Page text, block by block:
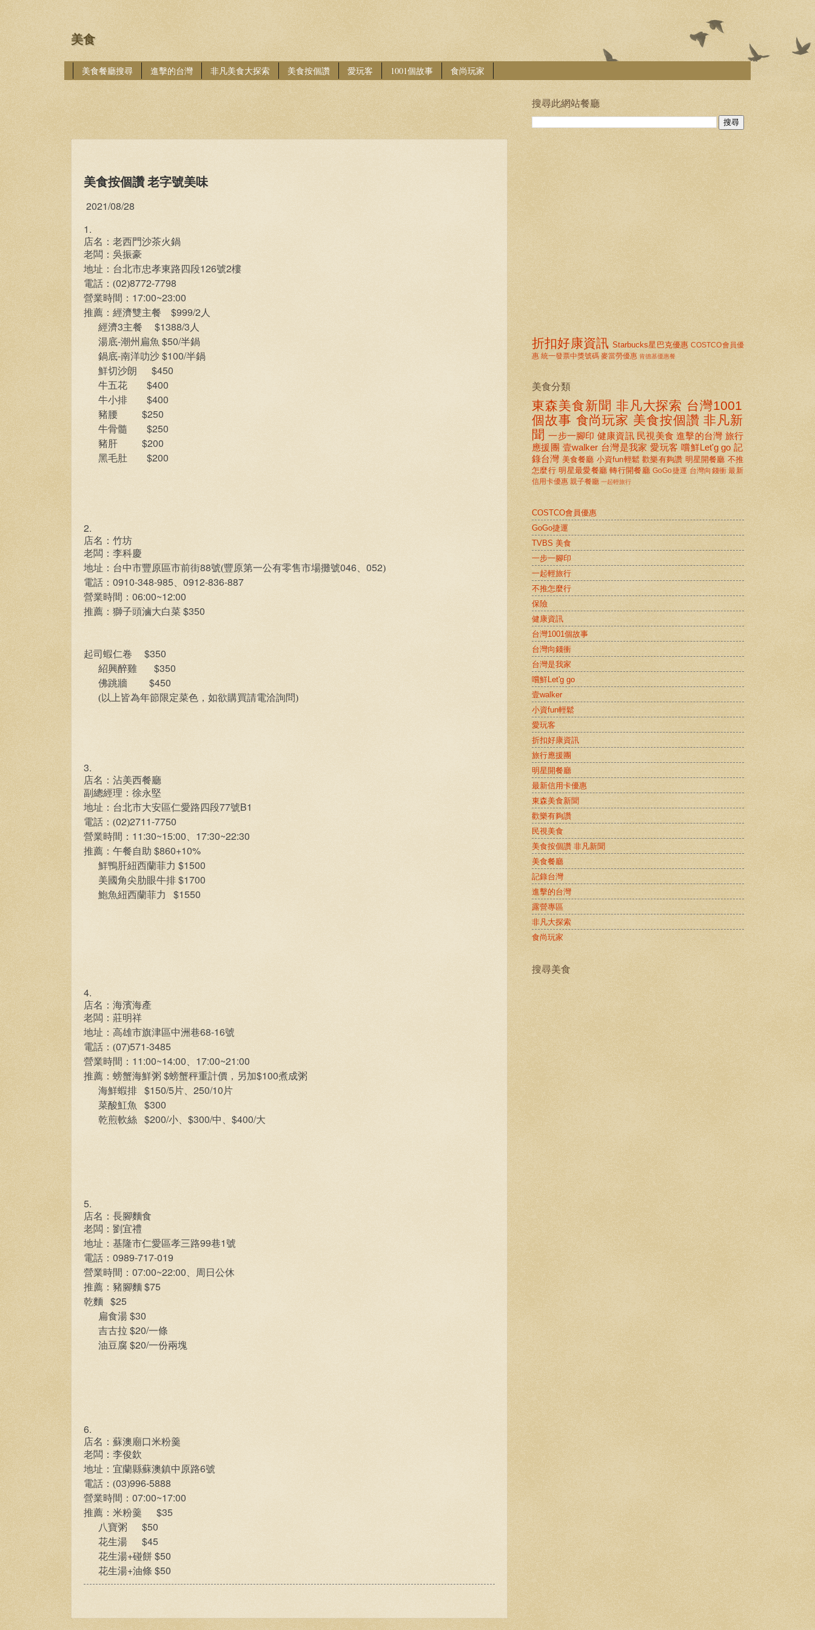
美食
美食餐廳搜尋 進擊的台灣 非凡美食大探索 美食按個讚 愛玩客 1001個故事 食尚玩家
美食按個讚 老字號美味
2021/08/28
1.
店名：老西門沙茶火鍋
老闆：吳振豪
地址：台北市忠孝東路四段126號2樓
電話：(02)8772-7798
營業時間： 17:00~23:00
推薦：經濟雙主餐 $999/2 人
經濟3主餐 $1388/3 人
湯底-潮州扁魚 $50/半鍋
鍋底-南洋叻沙 $100/半鍋
鮮切沙朗
$450
牛五花 $400
牛小排 $400
豬腰 $250
牛骨髓 $250
豬肝 $200
黑毛肚 $200
2.
店名：竹坊
老闆：李科慶
地址：台中市豐原區市前街88號(豐原第一公有零售市場攤號046 052)
電話： 0910-348-985 0912-836-887
營業時間： 06:00~12:00
推薦：獅子頭滷大白菜 $350
起司蝦仁卷 $350
紹興醉雞 $350
佛跳牆 $450
(以上皆為年節限定菜色，如欲購買請電洽詢問)
3.
店名：沾美西餐廳
副總經理：徐永堅
地址：台北市大安區仁愛路四段77號B1
電話：(02)2711-7750
營業時間： 11:30~15:00 17:30~22:30
推薦：午餐自助 $860+10%
鮮鴨肝紐西蘭菲力 $1500
美國角尖肋眼牛排 $1700
鮑魚紐西蘭菲力 $1550
4.
店名：海濱海產
老闆：莊明祥
地址：高雄市旗津區中洲巷68-16號
電話：(07)571-3485
營業時間： 11:00~14:00 17:00~21:00
推薦：螃蟹海鮮粥 $螃蟹秤重計價，另加$100煮成粥
海鮮蝦排
$150/5片、 250/10 片
菜酸魟魚
$300
乾煎軟絲 $200/小、 $300/中、 $400/大
5.
店名：長腳麵食
老闆：劉宜禮
地址：基隆市仁愛區孝三路99巷1號
電話： 0989-717-019
營業時間： 07:00~22:00 、周日公休
推薦：豬腳麵 $75
乾麵 $25
扁食湯 $30
吉古拉 $20/一條
油豆腐 $20/一份兩塊
6.
店名：蘇澳廟口米粉羹
老闆：李俊欽
地址：宜蘭縣蘇澳鎮中原路6號
電話：(03)996-5888
營業時間： 07:00~17:00
推薦：米粉羹 $35
八寶粥 $50
花生湯 $45
花生湯+碰餅 $50
花生湯+油條 $50
搜尋此網站餐廳
折扣好康資訊 Starbucks星巴克優惠 COSTCO會員優
惠 統一發票中獎號碼 麥當勞優惠 肯德基優惠餐
美食分類
東森美食新聞 非凡大探索 台灣1001
個故事 食尚玩家 美食按個讚 非凡新
聞 一步一腳印 健康資訊 民視美食 進擊的台灣 旅行
應援團 壹walker 台灣是我家 愛玩客 嚐鮮Let'g go 記
錄台灣 美食餐廳 小資fun輕鬆 歡樂有夠讚 明星開餐廳 不推
怎麼行 明星最愛餐廳 轉行開餐廳 GoGo捷運 台灣向錢衝 最新
信用卡優惠 親子餐廳 一起輕旅行
COSTCO會員優惠
GoGo捷運
TVBS 美食
一步一腳印
一起輕旅行
不推怎麼行
保險
健康資訊
台灣1001個故事
台灣向錢衝
台灣是我家
嚐鮮Let'g go
壹walker
小資fun輕鬆
愛玩客
折扣好康資訊
旅行應援團
明星開餐廳
最新信用卡優惠
東森美食新聞
歡樂有夠讚
民視美食
美食按個讚 非凡新聞
美食餐廳
記錄台灣
進擊的台灣
露營專區
非凡大探索
食尚玩家
搜尋美食